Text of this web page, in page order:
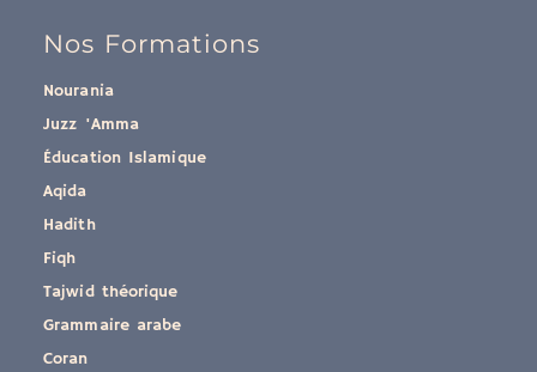
Nos Formations
Nourania
Juzz 'Amma
Éducation Islamique
Aqida
Hadith
Fiqh
Tajwid théorique
Grammaire arabe
Coran